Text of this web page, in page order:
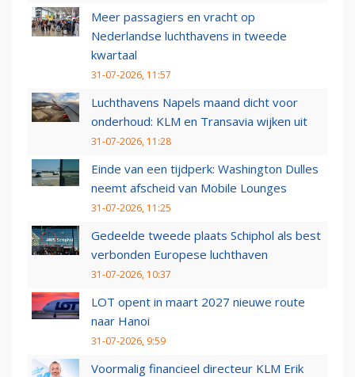
Meer passagiers en vracht op
Nederlandse luchthavens in tweede
kwartaal
31-07-2026, 11:57
Luchthavens Napels maand dicht voor
onderhoud: KLM en Transavia wijken uit
31-07-2026, 11:28
Einde van een tijdperk: Washington Dulles
neemt afscheid van Mobile Lounges
31-07-2026, 11:25
Gedeelde tweede plaats Schiphol als best
verbonden Europese luchthaven
31-07-2026, 10:37
LOT opent in maart 2027 nieuwe route
naar Hanoi
31-07-2026, 9:59
Voormalig financieel directeur KLM Erik